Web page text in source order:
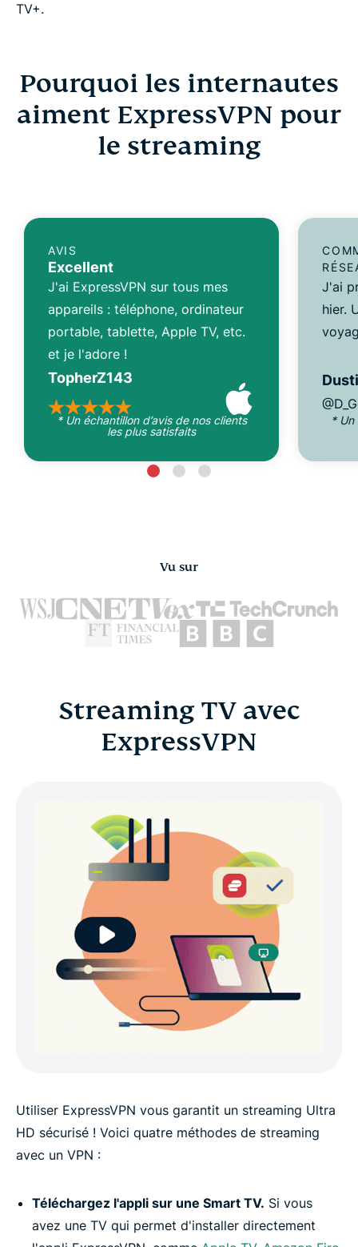
TV+.
Pourquoi les internautes
aiment ExpressVPN pour
le streaming
AVIS
Excellent
J'ai ExpressVPN sur tous mes
appareils : téléphone, ordinateur
portable, tablette, Apple TV, etc.
et je l'adore !
TopherZ143
* Un échantillon d’avis de nos clients
les plus satisfaits
J'ai
hier.
* Un
Vu sur
Streaming TV avec
ExpressVPN
Utiliser ExpressVPN vous garantit un streaming Ultra
HD sécurisé ! Voici quatre méthodes de streaming
avec un VPN :
Téléchargez l'appli sur une Smart TV. Si vous
avez une TV qui permet d'installer directement